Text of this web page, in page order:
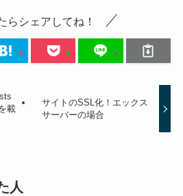
らシェアしてね！
載
サイトのSSL化！エックス
サーバーの場合
人